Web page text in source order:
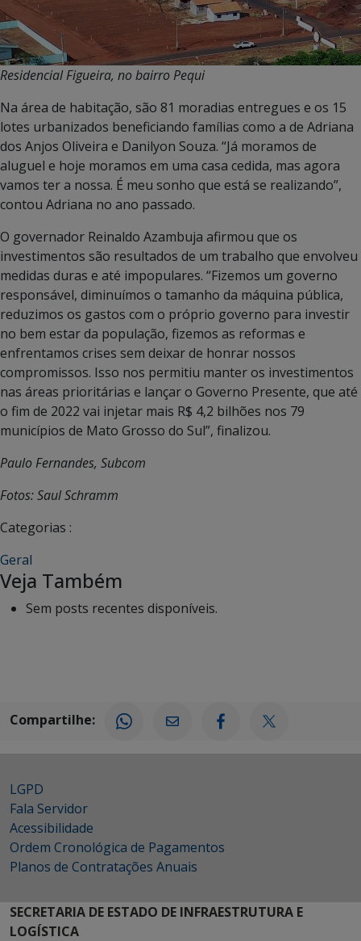
Residencial Figueira, no bairro Pequi
Na área de habitação, são 81 moradias entregues e os 15
lotes urbanizados beneficiando famílias como a de Adriana
dos Anjos Oliveira e Danilyon Souza. “Já moramos de
aluguel e hoje moramos em uma casa cedida, mas agora
vamos ter a nossa. É meu sonho que está se realizando”,
contou Adriana no ano passado.
O governador Reinaldo Azambuja afirmou que os
investimentos são resultados de um trabalho que envolveu
medidas duras e até impopulares. “Fizemos um governo
responsável, diminuímos o tamanho da máquina pública,
reduzimos os gastos com o próprio governo para investir
no bem estar da população, fizemos as reformas e
enfrentamos crises sem deixar de honrar nossos
compromissos. Isso nos permitiu manter os investimentos
nas áreas prioritárias e lançar o Governo Presente, que até
o fim de 2022 vai injetar mais R$ 4,2 bilhões nos 79
municípios de Mato Grosso do Sul”, finalizou.
Paulo Fernandes, Subcom
Fotos: Saul Schramm
Categorias :
Geral
Veja Também
Sem posts recentes disponíveis.
Compartilhe:
LGPD
Fala Servidor
Acessibilidade
Ordem Cronológica de Pagamentos
Planos de Contratações Anuais
SECRETARIA DE ESTADO DE INFRAESTRUTURA E
LOGÍSTICA